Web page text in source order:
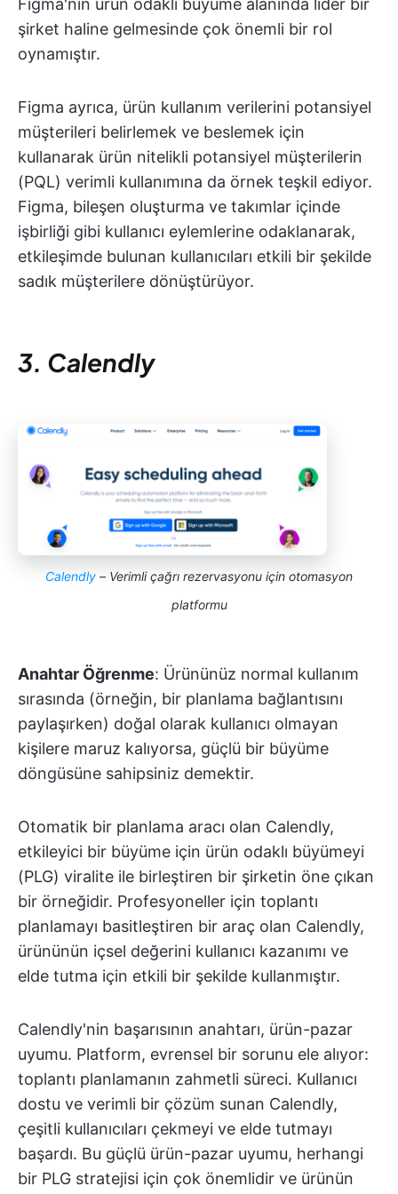
şirket haline gelmesinde çok önemli bir rol
oynamıştır.
Figma ayrıca, ürün kullanım verilerini potansiyel
müşterileri belirlemek ve beslemek için
kullanarak ürün nitelikli potansiyel müşterilerin
(PQL) verimli kullanımına da örnek teşkil ediyor.
Figma, bileşen oluşturma ve takımlar içinde
işbirliği gibi kullanıcı eylemlerine odaklanarak,
etkileşimde bulunan kullanıcıları etkili bir şekilde
sadık müşterilere dönüştürüyor.
3. Calendly
Calendly – Verimli çağrı rezervasyonu için otomasyon
platformu
Anahtar Öğrenme: Ürününüz normal kullanım
sırasında (örneğin, bir planlama bağlantısını
paylaşırken) doğal olarak kullanıcı olmayan
kişilere maruz kalıyorsa, güçlü bir büyüme
döngüsüne sahipsiniz demektir.
Otomatik bir planlama aracı olan Calendly,
etkileyici bir büyüme için ürün odaklı büyümeyi
(PLG) viralite ile birleştiren bir şirketin öne çıkan
bir örneğidir. Profesyoneller için toplantı
planlamayı basitleştiren bir araç olan Calendly,
ürününün içsel değerini kullanıcı kazanımı ve
elde tutma için etkili bir şekilde kullanmıştır.
Calendly'nin başarısının anahtarı, ürün-pazar
uyumu. Platform, evrensel bir sorunu ele alıyor:
toplantı planlamanın zahmetli süreci. Kullanıcı
dostu ve verimli bir çözüm sunan Calendly,
çeşitli kullanıcıları çekmeyi ve elde tutmayı
başardı. Bu güçlü ürün-pazar uyumu, herhangi
bir PLG stratejisi için çok önemlidir ve ürünün